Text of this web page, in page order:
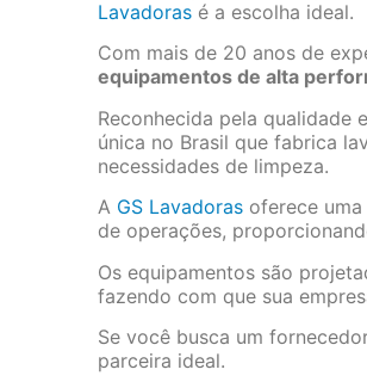
Lavadoras é a escolha ideal.
Com mais de 20 anos de
equipamentos de alta
Reconhecida pela qualidade
única no Brasil que fabrica
necessidades de limpeza.
A GS Lavadoras oferece
de operações,
Os equipamentos são
fazendo com que sua
Se você busca um
parceira ideal.